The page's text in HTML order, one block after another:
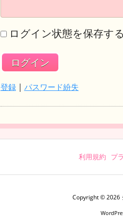
ログイン状態を保存する
登録| パスワード紛失
利用規約 プ
Copyright ©2026